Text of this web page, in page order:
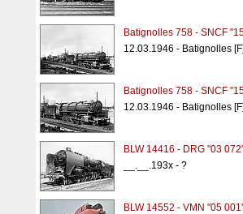
Batignolles 758 - SNCF
12.03.1946 - Batignolles
Batignolles 758 - SNCF
12.03.1946 - Batignolles
BLW 14416 - DRG "03
__.__.193x - ?
BLW 14552 - VMN "05